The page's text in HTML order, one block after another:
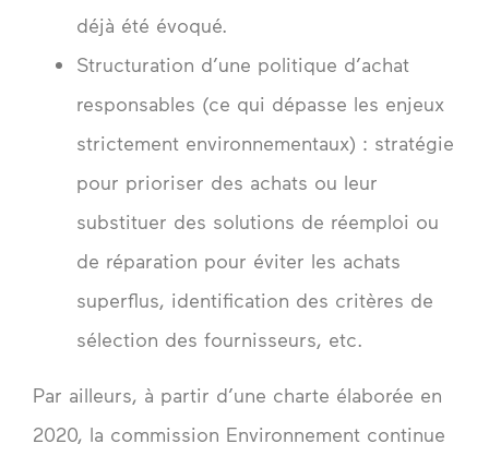
déjà été évoqué.
Structuration d’une politique d’achat
responsables (ce qui dépasse les enjeux
strictement environnementaux) : stratégie
pour prioriser des achats ou leur
substituer des solutions de réemploi ou
de réparation pour éviter les achats
superflus, identification des critères de
sélection des fournisseurs, etc.
Par ailleurs, à partir d’une charte élaborée en
2020, la commission Environnement continue